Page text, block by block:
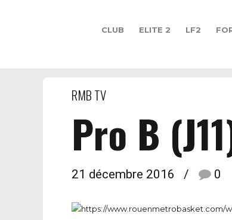
CLUB ELITE 2 LF2
RMB TV
Pro B
21 décembre 2016 0